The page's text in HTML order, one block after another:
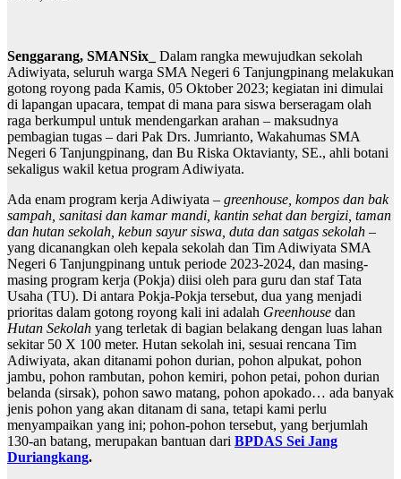
Senggarang, SMANSix_
Dalam rangka mewujudkan sekolah
Adiwiyata, seluruh warga SMA Negeri 6 Tanjungpinang melakukan
gotong royong pada Kamis, 05 Oktober 2023; kegiatan ini dimulai
di lapangan upacara, tempat di mana para siswa berseragam olah
raga berkumpul untuk mendengarkan arahan – maksudnya
pembagian tugas – dari Pak Drs. Jumrianto, Wakahumas SMA
Negeri 6 Tanjungpinang, dan Bu Riska Oktavianty, SE., ahli botani
sekaligus wakil ketua program Adiwiyata.
Ada enam program kerja Adiwiyata – greenhouse, kompos dan bak
sampah, sanitasi dan kamar mandi, kantin sehat dan bergizi, taman
dan hutan sekolah, kebun sayur siswa, duta dan satgas sekolah –
yang dicanangkan oleh kepala sekolah dan Tim Adiwiyata SMA
Negeri 6 Tanjungpinang untuk periode 2023-2024, dan masing-
masing program kerja (Pokja) diisi oleh para guru dan staf Tata
Usaha (TU). Di antara Pokja-Pokja tersebut, dua yang menjadi
prioritas dalam gotong royong kali ini adalah Greenhouse dan
Hutan Sekolah yang terletak di bagian belakang dengan luas lahan
sekitar 50 X 100 meter. Hutan sekolah ini, sesuai rencana Tim
Adiwiyata, akan ditanami pohon durian, pohon alpukat, pohon
jambu, pohon rambutan, pohon kemiri, pohon petai, pohon durian
belanda (sirsak), pohon sawo matang, pohon apokado… ada banyak
jenis pohon yang akan ditanam di sana, tetapi kami perlu
menyampaikan yang ini; pohon-pohon tersebut, yang berjumlah
130-an batang, merupakan bantuan dari BPDAS Sei Jang
Duriangkang.